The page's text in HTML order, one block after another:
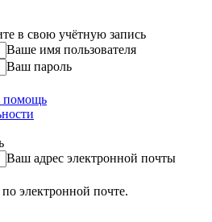
в свою учётную запись
Ваше имя пользователя
Ваш пароль
помощь
Ваш адрес электронной почты
электронной почте.